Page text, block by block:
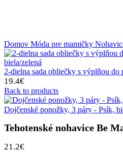
Domov Móda pre mamičky
2-dielna sada obliečky s výplňou do
19.4€
Back to products
Dojčenské ponožky, 3 páry - Psík,
Tehotenské nohavice Be
21.2€